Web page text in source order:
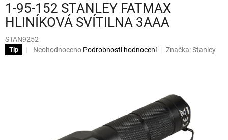
1-95-152 STANLEY FATMAX
HLINÍKOVÁ SVÍTILNA 3AAA
STAN9252
Tip
Průměrné
Neohodnoceno Podrobnosti hodnocení Značka:Stanley